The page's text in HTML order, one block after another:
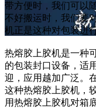
带方便时，我们可以
不好搬运时，我们要
机正是这种对包装进
热熔胶上胶机是一种
的包装封口设备，适
迎，应用越加广泛。
这种热熔胶上胶机，
用热熔胶上胶机对箱